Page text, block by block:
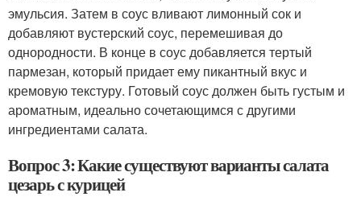
эмульсия. Затем в соус вливают лимонный сок и
добавляют вустерский соус, перемешивая до
однородности. В конце в соус добавляется тертый
пармезан, который придает ему пикантный вкус и
кремовую текстуру. Готовый соус должен быть густым и
ароматным, идеально сочетающимся с другими
ингредиентами салата.
Вопрос 3: Какие существуют варианты салата
цезарь с курицей